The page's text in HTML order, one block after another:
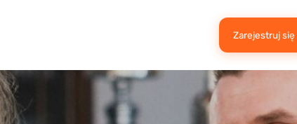
Zarejestruj się